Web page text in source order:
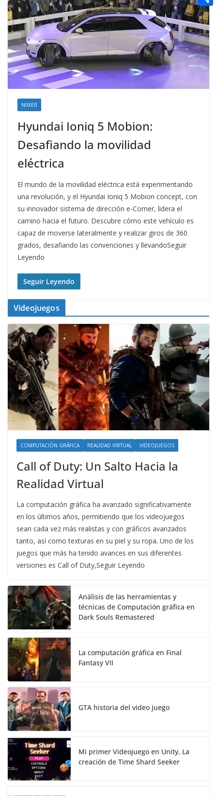
NIIXER
Hyundai Ioniq 5 Mobion:
Desafiando la movilidad
eléctrica
El mundo de la movilidad eléctrica está experimentando
una revolución, y el Hyundai Ioniq 5 Mobion concept, con
su innovador sistema de dirección e-Corner, lidera el
camino hacia el futuro. Descubre cómo este vehículo es
capaz de moverse lateralmente y realizar giros de 360
grados, desafiando las convenciones y llevandoSeguir
Leyendo
Seguir Leyendo
Videojuegos
COMPUTACIÓN GRÁFICA REALIDAD VIRTUAL VIDEOJUEGOS
Call of Duty: Un Salto Hacia la
Realidad Virtual
La computación gráfica ha avanzado significativamente
en los últimos años, permitiendo que los videojuegos
sean cada vez más realistas y con gráficos avanzados
tanto, así como texturas en su piel y su ropa. Uno de los
juegos que más ha tenido avances en sus diferentes
versiones es Call of Duty,Seguir Leyendo
Análisis de las herramientas y
técnicas de Computación gráfica en
Dark Souls Remastered
La computación gráfica en Final
Fantasy VII
GTA historia del video juego
Mi primer Videojuego en Unity, La
creación de Time Shard Seeker
n
g
e
r
e
r
e
r
e
s
a
i
l
e
d
d
i
C
o
m
p
r